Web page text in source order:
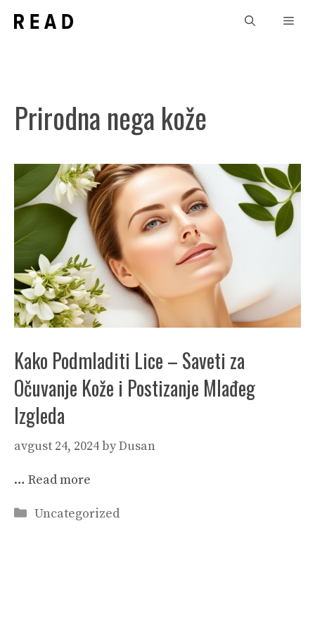
Prirodna nega kože
Kako Podmladiti Lice – Saveti za
Očuvanje Kože i Postizanje Mlađeg
Izgleda
avgust 24, 2024byDusan
… Read more
Categories
Uncategorized